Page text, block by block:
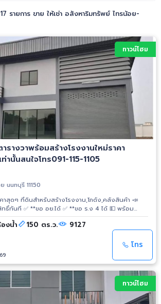
รายการ ขาย ให้เช่า อสังหาริมทรัพย์ ไทรน้อย-
ทาวน์โฮม
างวาพร้อมสร้างโรงงานใหม่ราคา
านั้นสนใจโทร091-115-1105
นนทบุรี 11150
อย.ได้ ✅ **ขอ ร.ง 4 ได้ 💵 พร้อม
อยู่ถนนบางบัวทอง-สุพรรณบุรี เข้าซอยเพียง
นทบุรี 1.ไฟฟ้าสี่สายแรงสูงนครหลวง
มตร 3.ประปานครหลวง ฟรี❗️... ค่าเขียนแบบ ฟรี❗️... ค่า
ง ฟรี❗️... ค่าโอน **สนใจชมโครงการติดต่อ คุณโบ
งค์👇 https://line.me/ti/p/UzHs2Ik9g4 อีเมล์ :
profile.php?
งน้ำ 150 ตร.ว. 9127
โทร
ทาวน์โฮม